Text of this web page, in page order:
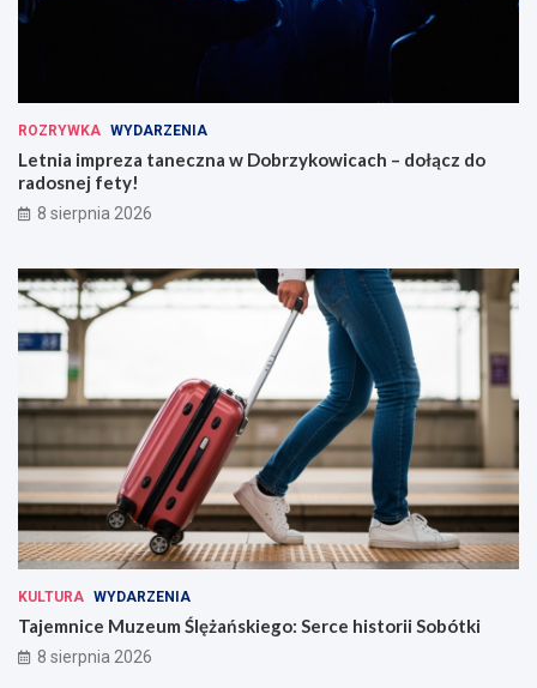
ROZRYWKA WYDARZENIA
Letnia impreza taneczna w Dobrzykowicach – dołącz do
radosnej fety!
8 sierpnia 2026
KULTURA WYDARZENIA
Tajemnice Muzeum Ślężańskiego: Serce historii Sobótki
8 sierpnia 2026